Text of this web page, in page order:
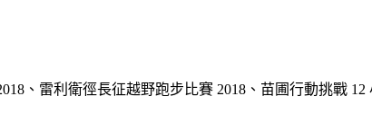
、雷利衛徑長征越野跑步比賽 2018、苗圃行動挑戰